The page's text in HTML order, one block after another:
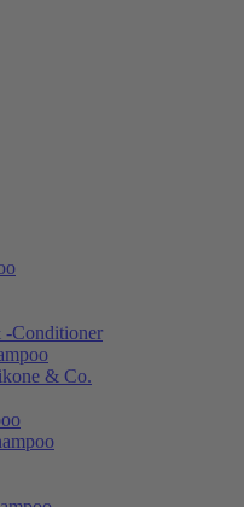
-Conditioner
& Co.